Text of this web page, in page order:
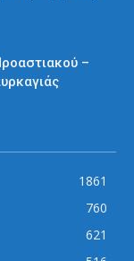
–
1861
760
621